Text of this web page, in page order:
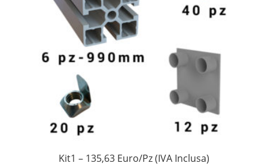
Kit1 – 135,63 Euro/Pz (IVA Inclusa)